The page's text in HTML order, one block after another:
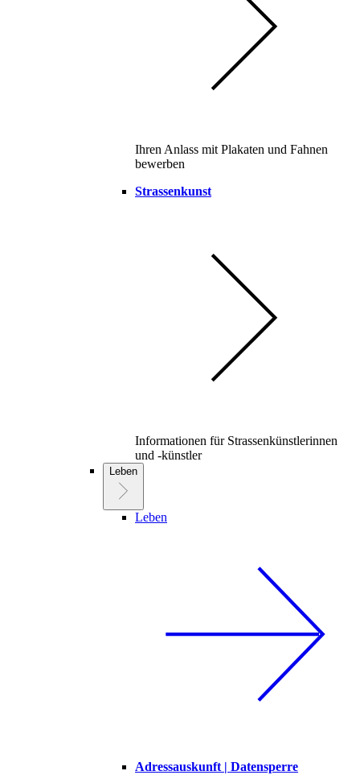
Ihren Anlass mit Plakaten und Fahnen
bewerben
Strassenkunst
Informationen für Strassenkünstlerinnen
und -künstler
Leben
Leben
Adressauskunft | Datensperre